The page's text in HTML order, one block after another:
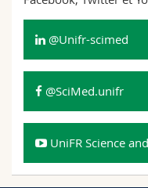
Sciences et
MyUnifr
@Unifr-scimed
@SciMed.unifr
UniFR Science